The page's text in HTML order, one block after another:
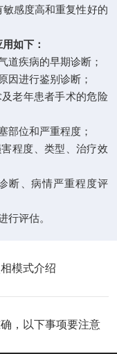
有敏感度高和重复性好的
下：
道疾病的早期诊断；
进行鉴别诊断；
及老年患者手术的危险
位和严重程度；
、类型、治疗效
、病情严重程度评
估。
模式介绍
，以下事项要注意